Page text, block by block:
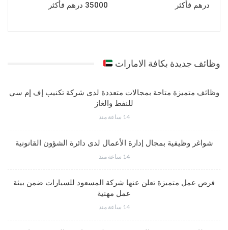
درهم فأكثر
35000 درهم فأكثر
وظائف جديدة بكافة الامارات
وظائف متميزة متاحة بمجالات متعددة لدى شركة تكنيب إف إم سي
للنفط والغاز
14 ساعة منذ
شواغر وظيفية بمجال إدارة الأعمال لدى دائرة الشؤون القانونية
14 ساعة منذ
فرص عمل متميزة تعلن عنها شركة المسعود للسيارات ضمن بيئة
عمل مهنية
14 ساعة منذ